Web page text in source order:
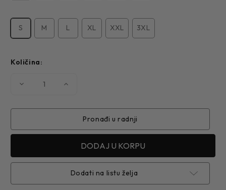
S M L XL XXL 3XL
Količina:
Smanjite
93-
Povećajte
93-
Pronađi u radnji
Dodati na listu želja